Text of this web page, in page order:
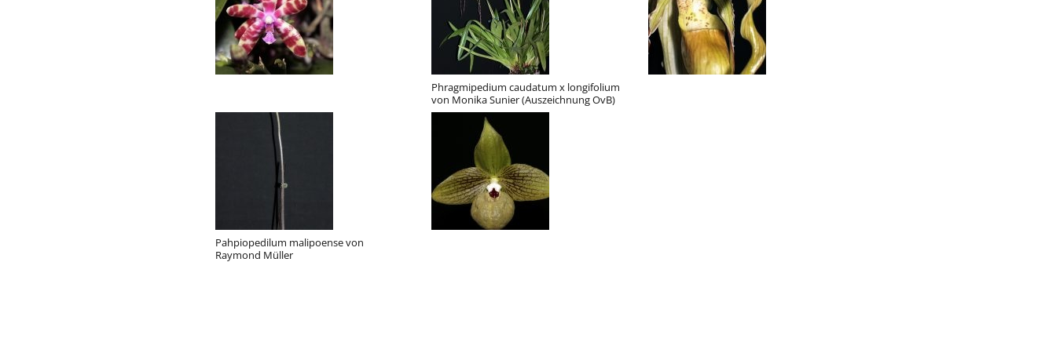
Phragmipedium caudatum x longifolium
von Monika Sunier (Auszeichnung OvB)
Pahpiopedilum malipoense von
Raymond Müller